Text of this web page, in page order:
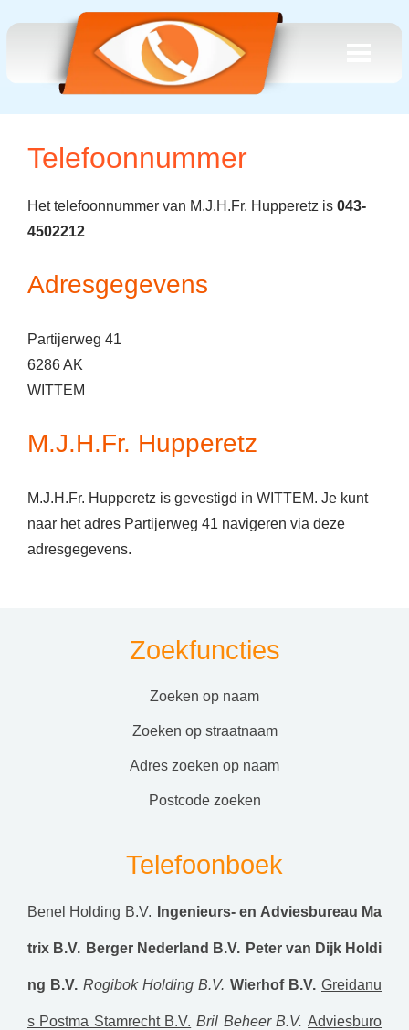
Telefoonnummer
Het telefoonnummer van M.J.H.Fr. Hupperetz is 043-
4502212
Adresgegevens
Partijerweg 41
6286 AK
WITTEM
M.J.H.Fr. Hupperetz
M.J.H.Fr. Hupperetz is gevestigd in WITTEM. Je kunt
naar het adres Partijerweg 41 navigeren via deze
adresgegevens.
Zoekfuncties
zoeken op naam
zoeken op straatnaam
adres zoeken op naam
postcode zoeken
Telefoonboek
Benel Holding B.V. Ingenieurs- en Adviesbureau Ma
trix B.V. Berger Nederland B.V. Peter van Dijk Holdi
ng B.V. Rogibok Holding B.V. Wierhof B.V. Greidanu
s Postma Stamrecht B.V. Bril Beheer B.V. Adviesburo